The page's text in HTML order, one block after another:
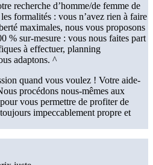
recherche d’homme/de femme de
formalités : vous n’avez rien à faire
maximales, nous vous proposons
% sur-mesure : vous nous faites part
à effectuer, planning
adaptons. ^
quand vous voulez ! Votre aide-
procédons nous-mêmes aux
vous permettre de profiter de
impeccablement propre et